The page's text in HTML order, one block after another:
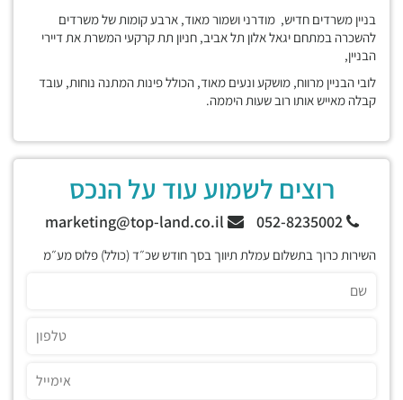
בניין משרדים חדיש, מודרני ושמור מאוד, ארבע קומות של משרדים
להשכרה במתחם יגאל אלון תל אביב, חניון תת קרקעי המשרת את דיירי
הבניין,
לובי הבניין מרווח, מושקע ונעים מאוד, הכולל פינות המתנה נוחות, עובד
קבלה מאייש אותו רוב שעות היממה.
רוצים לשמוע עוד על הנכס
052-8235002
השירות כרוך בתשלום עמלת תיווך בסך חודש שכ״ד (כולל) פלוס מע״מ